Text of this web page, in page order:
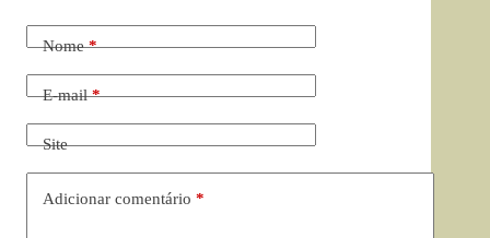
Nome*
E-mail*
Site
Adicionar comentário *